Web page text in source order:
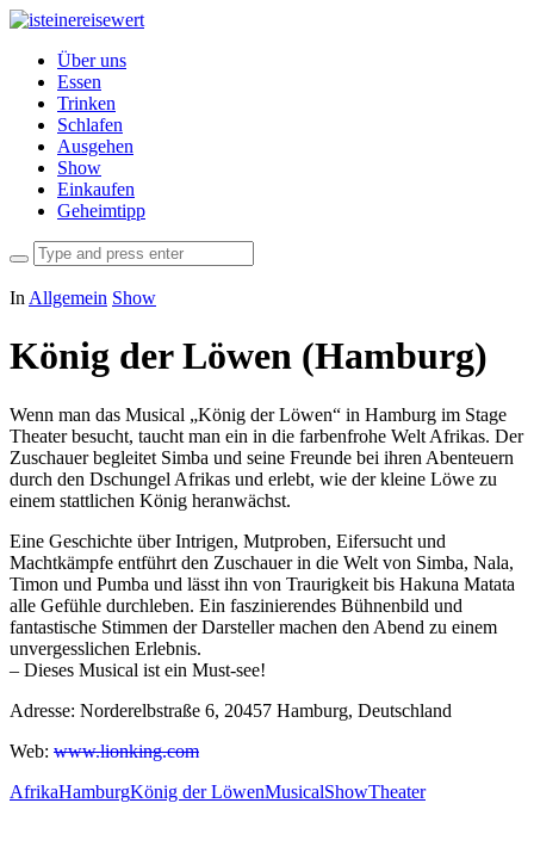
Über uns
Essen
Trinken
Schlafen
Ausgehen
Show
Einkaufen
Geheimtipp
In Allgemein Show
König der Löwen (Hamburg)
Wenn man das Musical „König der Löwen“ in Hamburg im Stage
Theater besucht, taucht man ein in die farbenfrohe Welt Afrikas. Der
Zuschauer begleitet Simba und seine Freunde bei ihren Abenteuern
durch den Dschungel Afrikas und erlebt, wie der kleine Löwe zu
einem stattlichen König heranwächst.
Eine Geschichte über Intrigen, Mutproben, Eifersucht und
Machtkämpfe entführt den Zuschauer in die Welt von Simba, Nala,
Timon und Pumba und lässt ihn von Traurigkeit bis Hakuna Matata
alle Gefühle durchleben. Ein faszinierendes Bühnenbild und
fantastische Stimmen der Darsteller machen den Abend zu einem
unvergesslichen Erlebnis.
– Dieses Musical ist ein Must-see!
Adresse: Norderelbstraße 6, 20457 Hamburg, Deutschland
Web: www.lionking.com
AfrikaHamburgKönig der LöwenMusicalShowTheater